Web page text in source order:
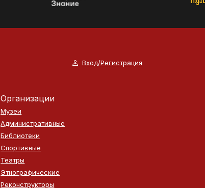
Вход/Регистрация
Организации
Музеи
Административные
Библиотеки
Спортивные
Театры
Этнографические
Реконструкторы